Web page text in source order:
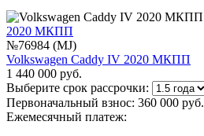
2020 МКПП
№76984 (MJ)
Volkswagen Caddy IV 2020 МКПП
1 440 000 руб.
Выберите срок рассрочки:
Первоначальный взнос: 360 000 руб.
Ежемесячный платеж: